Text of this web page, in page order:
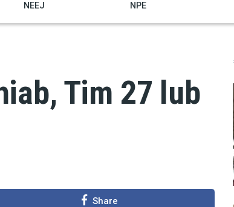
NEEJ
NPE
Tim 27 lub
Share